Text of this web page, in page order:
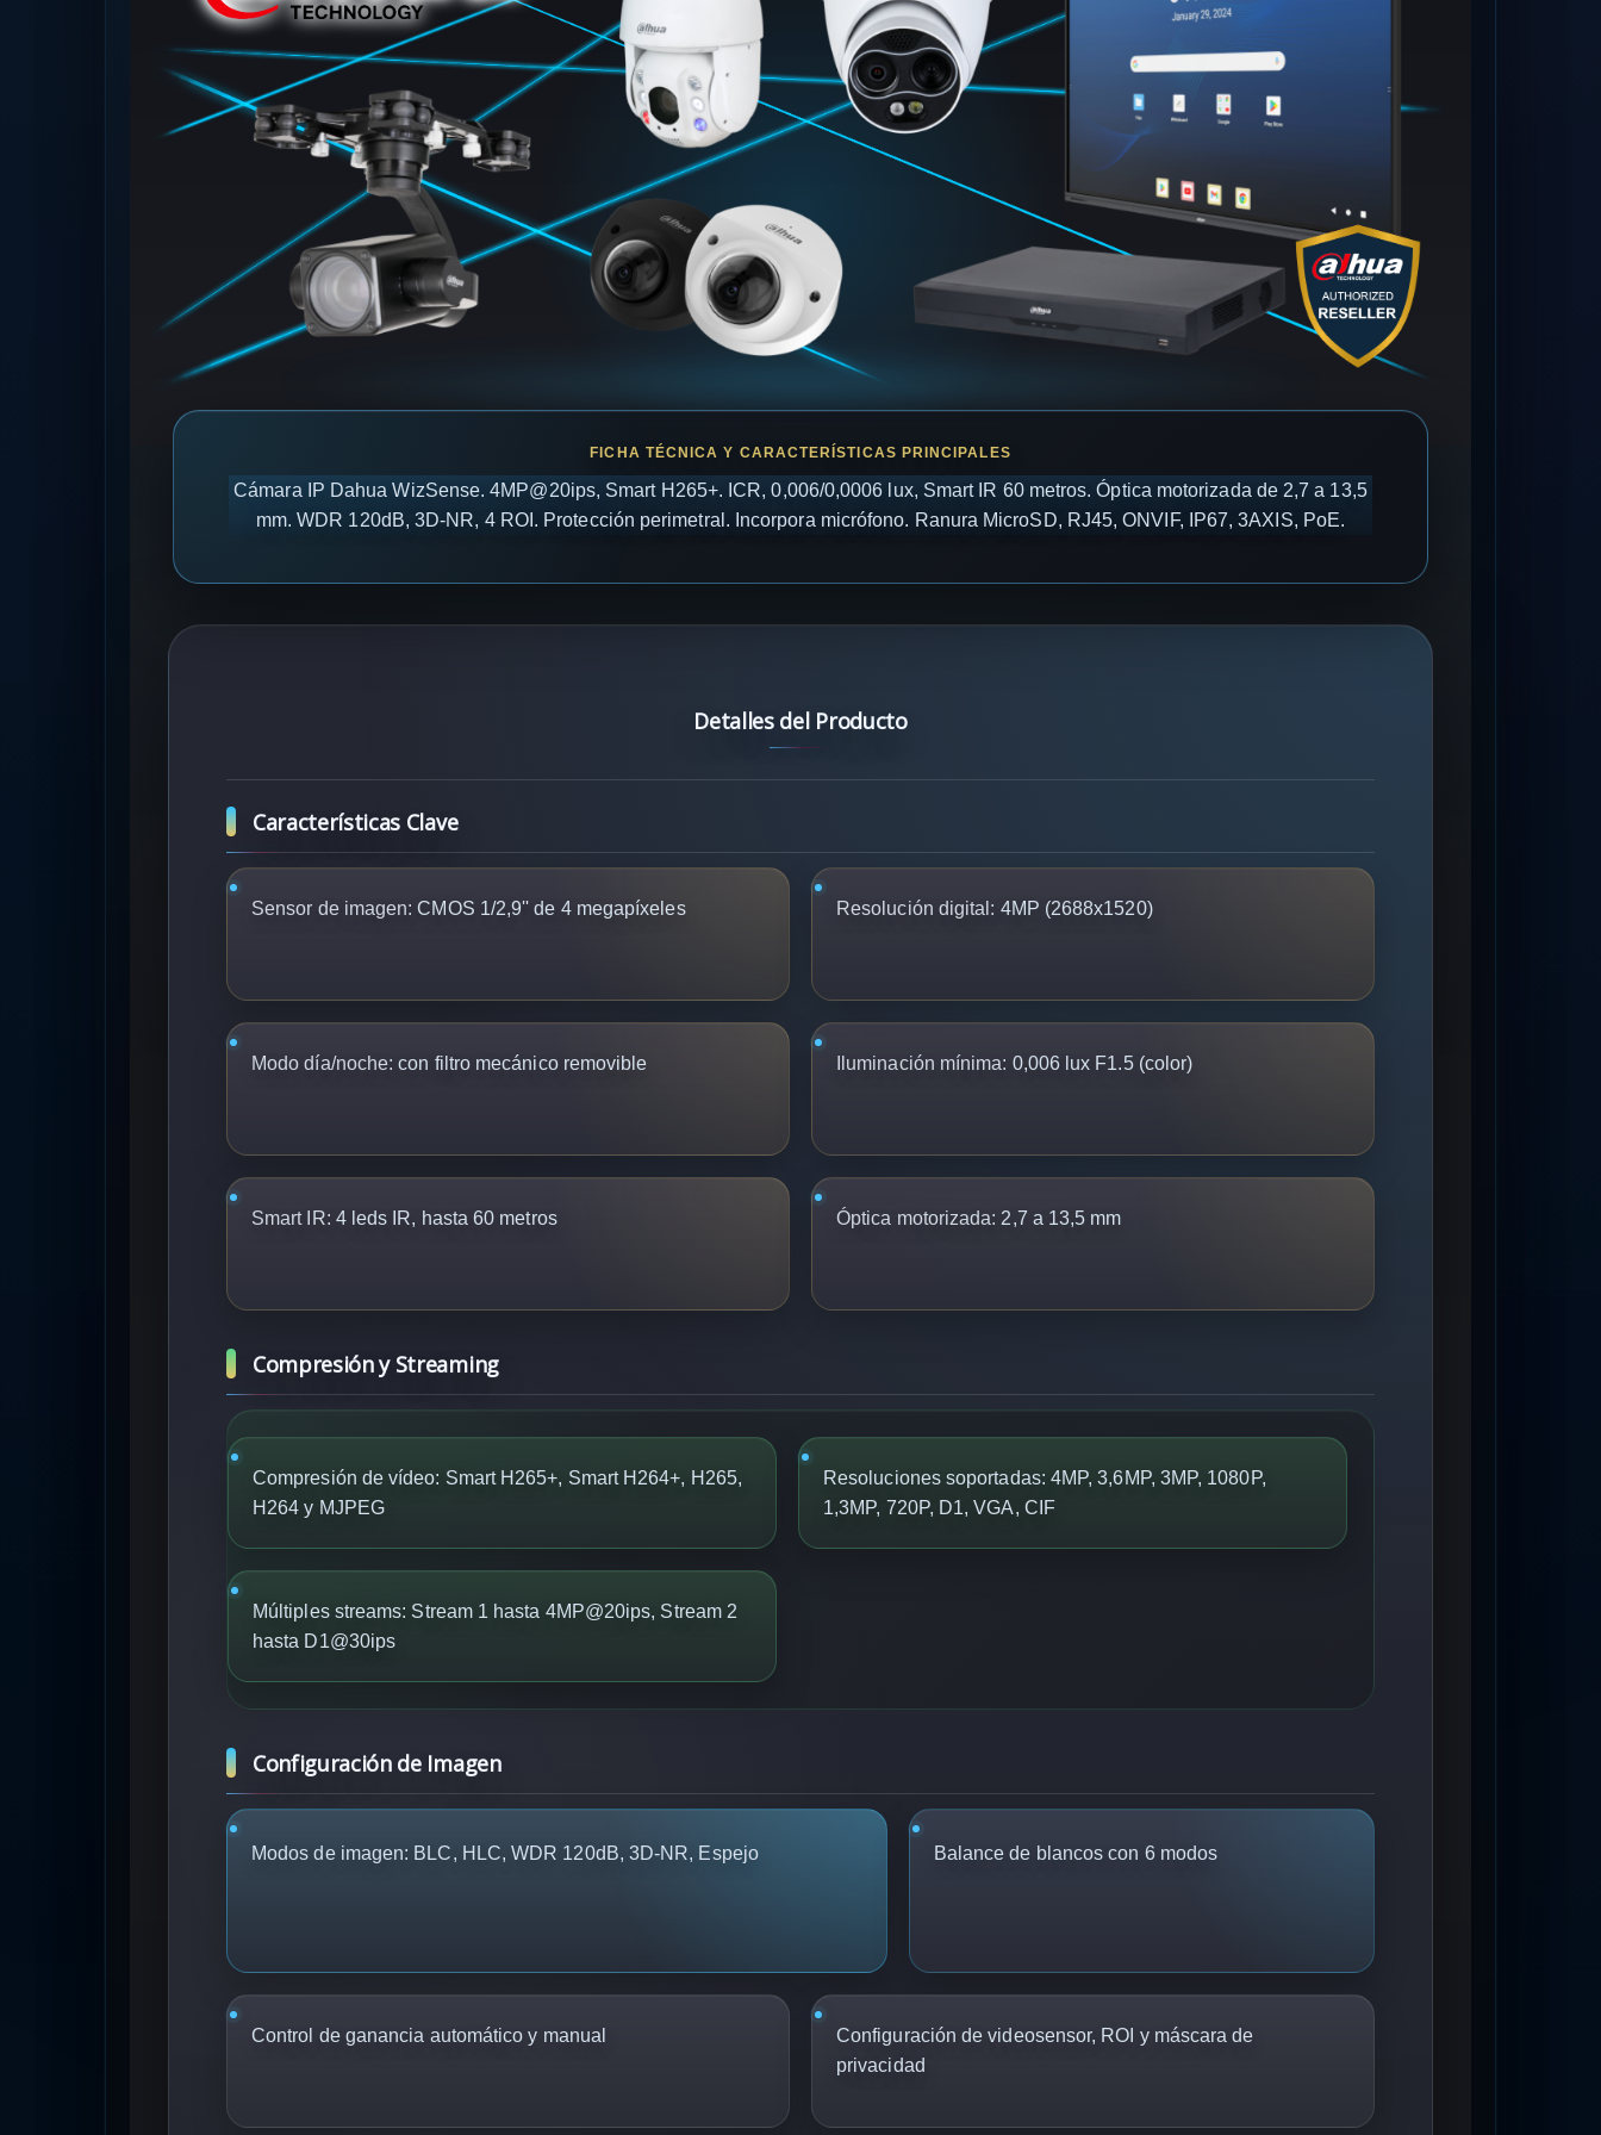
Cámara IP Dahua WizSense. 4MP@20ips, Smart H265+. ICR, 0,006/0,0006 lux, Smart IR 60 metros. Óptica motorizada de 2,7 a 13,5
mm. WDR 120dB, 3D-NR, 4 ROI. Protección perimetral. Incorpora micrófono. Ranura MicroSD, RJ45, ONVIF, IP67, 3AXIS, PoE.
Detalles del Producto
Características Clave
Sensor de imagen: CMOS 1/2,9'' de 4 megapíxeles Resolución digital: 4MP (2688x1520)
Modo día/noche: con filtro mecánico removible Iluminación mínima: 0,006 lux F1.5 (color)
Smart IR: 4 leds IR, hasta 60 metros Óptica motorizada: 2,7 a 13,5 mm
Compresión y Streaming
Compresión de vídeo: Smart H265+, Smart H264+, H265,
H264 y MJPEG
Resoluciones soportadas: 4MP, 3,6MP, 3MP, 1080P,
1,3MP, 720P, D1, VGA, CIF
Múltiples streams: Stream 1 hasta 4MP@20ips, Stream 2
hasta D1@30ips
Configuración de Imagen
Modos de imagen: BLC, HLC, WDR 120dB, 3D-NR, Espejo Balance de blancos con 6 modos
Control de ganancia automático y manual
Configuración de videosensor, ROI y máscara de
privacidad